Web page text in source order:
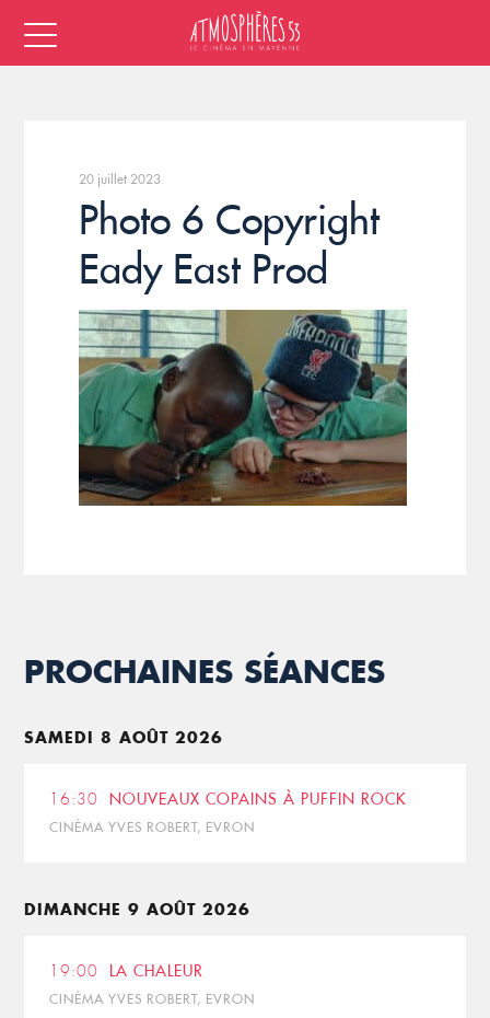
20 juillet 2023
Photo 6 Copyright
Eady East Prod
PROCHAINES SÉANCES
SAMEDI 8 AOÛT 2026
16:30 NOUVEAUX COPAINS À PUFFIN ROCK
CINÉMA YVES ROBERT, EVRON
DIMANCHE 9 AOÛT 2026
19:00 LA CHALEUR
CINÉMA YVES ROBERT, EVRON